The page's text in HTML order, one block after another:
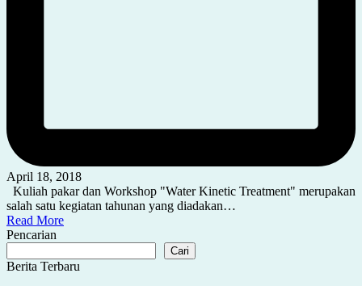
April 18, 2018
Kuliah pakar dan Workshop "Water Kinetic Treatment" merupakan
salah satu kegiatan tahunan yang diadakan…
Read More
Pencarian
Cari
Berita Terbaru